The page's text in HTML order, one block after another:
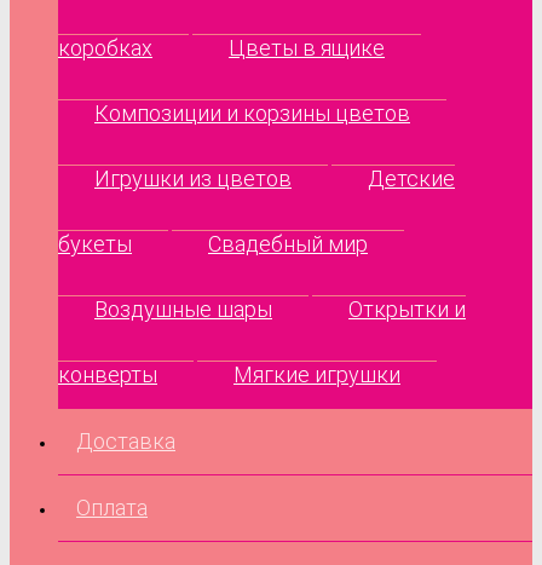
коробках Цветы в ящике
Композиции и корзины цветов
Игрушки из цветов Детские
букеты Свадебный мир
Воздушные шары Открытки и
конверты Мягкие игрушки
Доставка
Оплата